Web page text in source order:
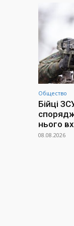
Общество
Бійці
нього
08.08.2026